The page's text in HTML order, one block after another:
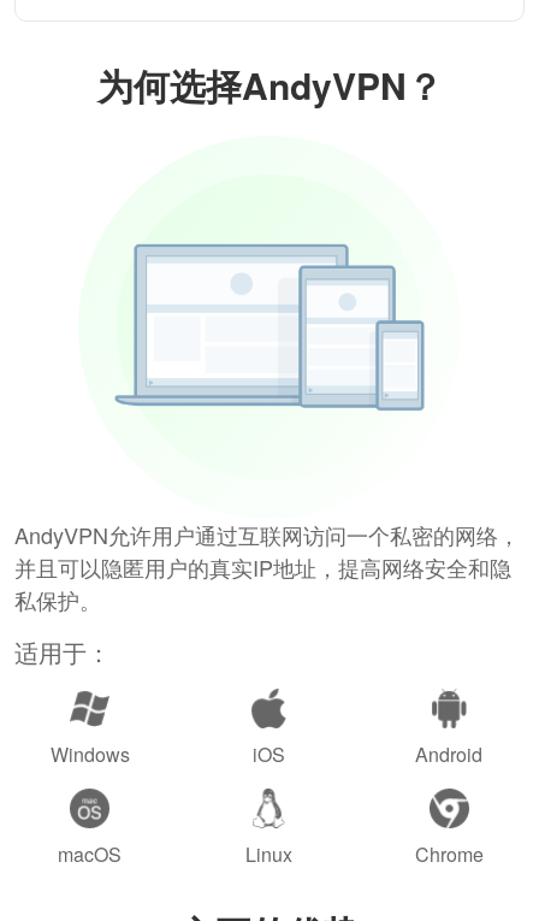
为何选择AndyVPN？
AndyVPN允许用户通过互联网访问一个私密的网络，
并且可以隐匿用户的真实IP地址，提高网络安全和隐
私保护。
适用于：
Windows iOS Android
macOS Linux Chrome